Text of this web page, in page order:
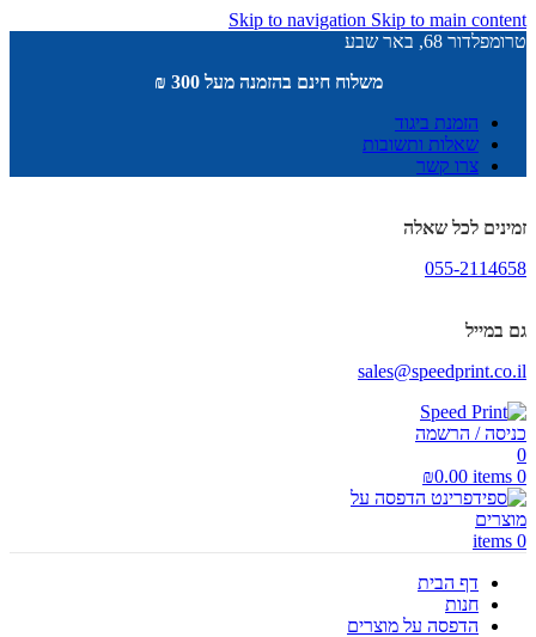
Skip to navigation Skip to main content
טרומפלדור 68, באר שבע
משלוח חינם בהזמנה מעל 300 ₪
הזמנת ביגוד
שאלות ותשובות
צרו קשר
זמינים לכל שאלה
055-2114658
גם במייל
sales@speedprint.co.il
כניסה / הרשמה
0
0
items
₪0.00
0
items
דף הבית
חנות
הדפסה על מוצרים